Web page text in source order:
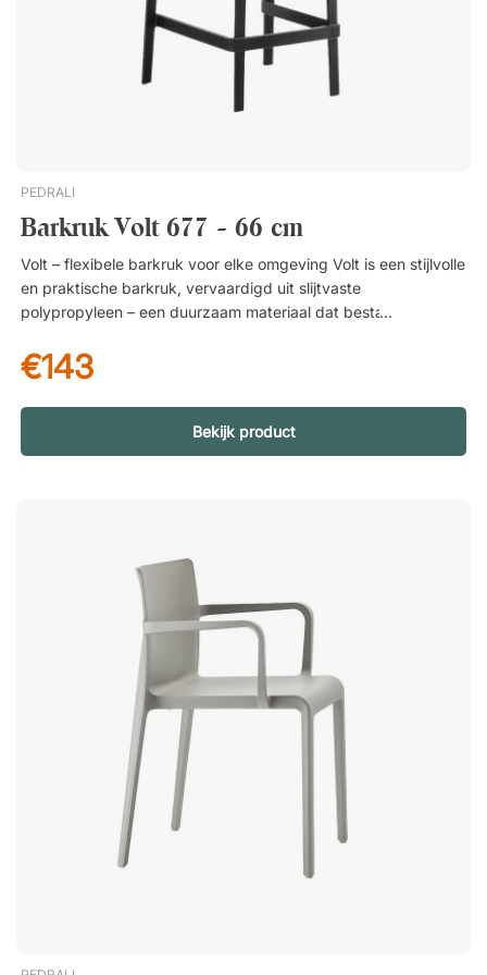
PEDRALI
Barkruk Volt 677 - 66 cm
Volt – flexibele barkruk voor elke omgeving Volt is een stijlvolle
en praktische barkruk, vervaardigd uit slijtvaste
polypropyleen – een duurzaam materiaal dat bestand is tegen
robuuste constructie is hij zowel geschikt voor binnen- als
buitengebruik, wat hem tot een veelzijdige keuze maakt voor
keukens en eetruimtes, maar ook voor terrassen en
horecagelegenheden. Met een zithoogte van 66 cm is Volt
ideaal voor lagere bartafels en keukenbladen en biedt hij een
hygiëne. De Volt is een stapelbare barkruk van duurzaam
polypropyleen, geschikt voor zowel binnen- als buitengebruik.
Met een zithoogte van 66 centimeter is hij perfect voor lage
bartafels en keukeneilanden. Stapelbaar tot 10 stoelen.
Duurzaam en gemakkelijk schoon te maken polypropyleen.
Geschikt voor binnen- en buitengebruik. Verkocht per set van
2 (prijs per stuk weergegeven).
€143
Bekijk product